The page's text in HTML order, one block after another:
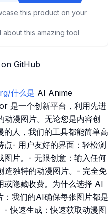
this product on your
this amazing tool
GitHub
什么是 AI Anime
是一个创新平台，利用先进
动漫图片。无论您是内容创
的人，我们的工具都能简单高
点- 用户友好的界面：轻松浏
图片。- 无限创意：输入任何
造独特的动漫图片。- 完全免
或隐藏收费。为什么选择 AI
我们的AI确保每张图片都是
- 快速生成：快速获取动漫图